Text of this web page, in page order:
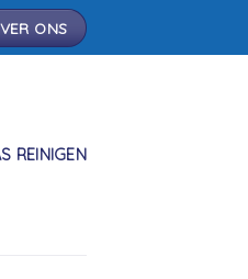
ONS
REINIGEN